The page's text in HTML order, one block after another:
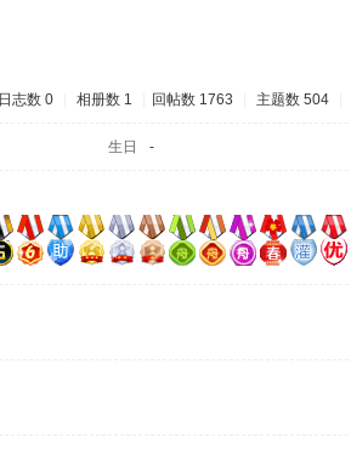
日志数 0 相册数 1 回帖数 1763 主题数 504
生日 -